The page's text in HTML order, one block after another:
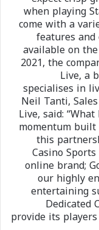
when playing
come with a
features
available on
2021, the
Live, a
specialises in
Neil Tanti,
Live, said:
momentum
this
Casino
online brand;
our highly
entertaining
Dedicated
provide its